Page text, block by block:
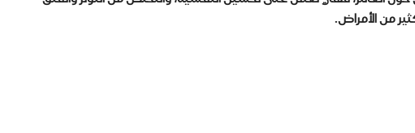
من الأمراض.